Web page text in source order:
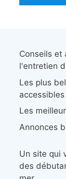
Conseils et
l'entretien
Les plus
Les
Annonces
Un site qui
des